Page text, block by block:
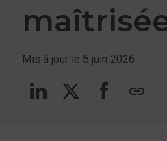
DOM-TOM
Mis à jour le 5 juin 2026
Suivez-
Suivez-